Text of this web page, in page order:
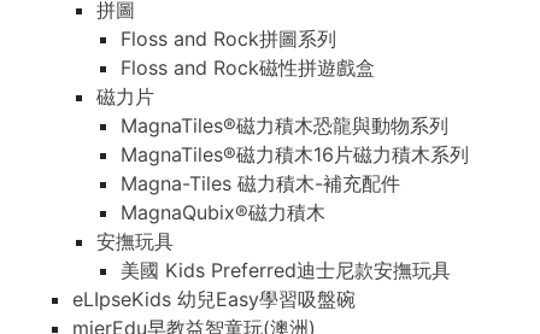
拼圖
Floss and Rock拼圖系列
Floss and Rock磁性拼遊戲盒
磁力片
MagnaTiles®磁力積木恐龍與動物系列
MagnaTiles®磁力積木16片磁力積木系列
Magna-Tiles 磁力積木-補充配件
MagnaQubix®磁力積木
安撫玩具
美國 Kids Preferred迪士尼款安撫玩具
eLIpseKids 幼兒Easy學習吸盤碗
mierEdu早教益智童玩(澳洲)